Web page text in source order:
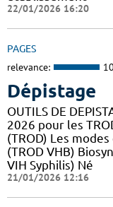
22/01/2026 16:20
PAGES
relevance:
Dépistage
OUTILS DE
2026 pour les
(TROD) Les
(TROD VHB)
VIH Syphilis) Né
21/01/2026 12:16